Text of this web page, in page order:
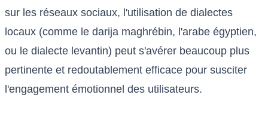
sur les réseaux sociaux, l'utilisation de dialectes
locaux (comme le darija maghrébin, l'arabe égyptien,
ou le dialecte levantin) peut s'avérer beaucoup plus
pertinente et redoutablement efficace pour susciter
l'engagement émotionnel des utilisateurs.